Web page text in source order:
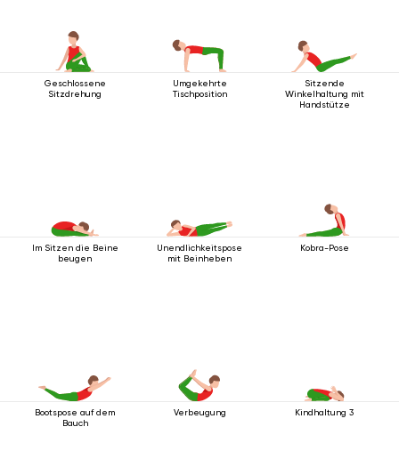
Geschlossene
Sitzdrehung
Umgekehrte
Tischposition
Sitzende
Winkelhaltung mit
Handstütze
Im Sitzen die Beine
beugen
Unendlichkeitspose
mit Beinheben
Kobra-Pose
Bootspose auf dem
Bauch
Verbeugung Kindhaltung 3